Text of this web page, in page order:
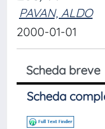
PAVAN, ALDO
2000-01-01
Scheda breve
Scheda